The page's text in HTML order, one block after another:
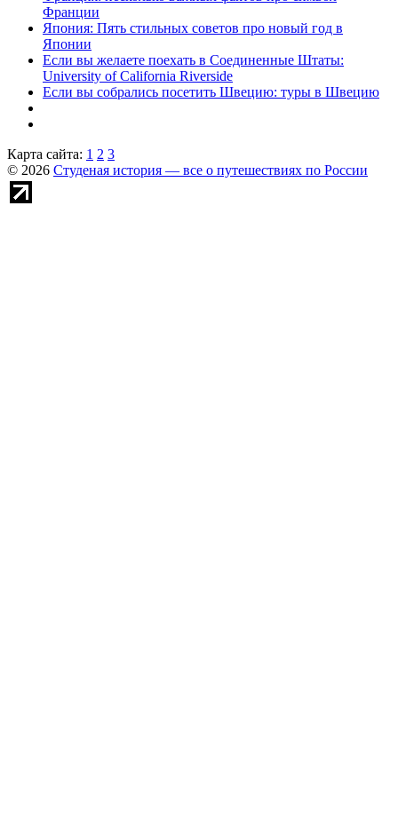
Франции
Япония: Пять стильных советов про новый год в
Японии
Если вы желаете поехать в Соединенные Штаты:
University of California Riverside
Если вы собрались посетить Швецию: туры в Швецию
Карта сайта: 1 2 3
© 2026 Студеная история — все о путешествиях по России